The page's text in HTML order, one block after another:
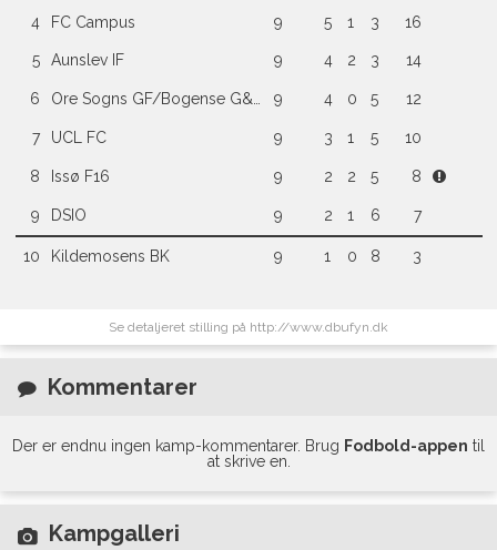
4 FC Campus 9 5 1 3 16
5 Aunslev IF 9 4 2 3 14
6 9 4 0 5 12
7 UCL FC 9 3 1 5 10
8 Issø F16 9 2 2 5 8
9 DSIO 9 2 1 6 7
10 Kildemosens BK 9 1 0 8 3
Se detaljeret stilling på http://www.dbufyn.dk
Kommentarer
Der er endnu ingen kamp-kommentarer. Brug Fodbold-appen til
at skrive en.
Kampgalleri